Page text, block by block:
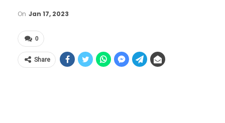
On Jan 17, 2023
0
Share